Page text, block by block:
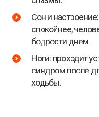
Сон и
спокойнее,
бодрости днем.
Ноги: проходит
синдром после
ходьбы.